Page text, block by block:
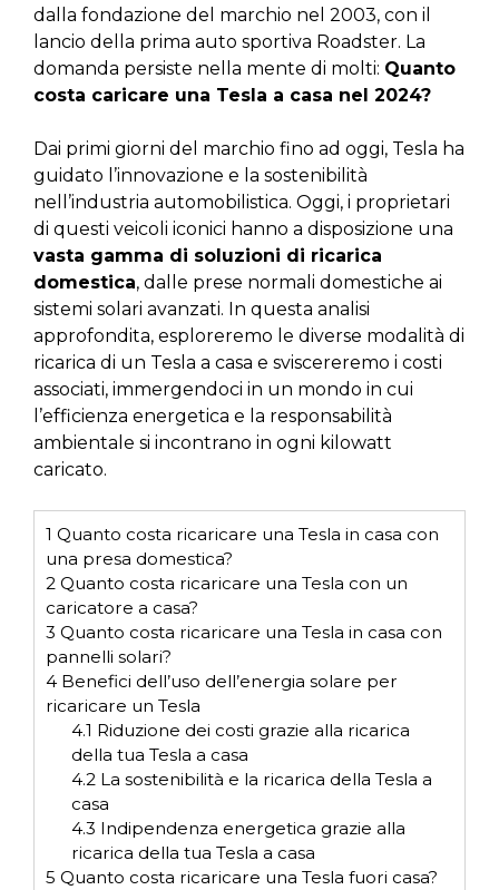
dalla fondazione del marchio nel 2003, con il
lancio della prima auto sportiva Roadster. La
domanda persiste nella mente di molti: Quanto
costa caricare una Tesla a casa nel 2024?
Dai primi giorni del marchio fino ad oggi, Tesla ha
guidato l’innovazione e la sostenibilità
nell’industria automobilistica. Oggi, i proprietari
di questi veicoli iconici hanno a disposizione una
vasta gamma di soluzioni di ricarica
domestica, dalle prese normali domestiche ai
sistemi solari avanzati. In questa analisi
approfondita, esploreremo le diverse modalità di
ricarica di un Tesla a casa e sviscereremo i costi
associati, immergendoci in un mondo in cui
l’efficienza energetica e la responsabilità
ambientale si incontrano in ogni kilowatt
caricato.
1 Quanto costa ricaricare una Tesla in casa con
una presa domestica?
2 Quanto costa ricaricare una Tesla con un
caricatore a casa?
3 Quanto costa ricaricare una Tesla in casa con
pannelli solari?
4 Benefici dell’uso dell’energia solare per
ricaricare un Tesla
4.1 Riduzione dei costi grazie alla ricarica
della tua Tesla a casa
4.2La sostenibilità e la ricarica della Tesla a
casa
4.3 Indipendenza energetica grazie alla
ricarica della tua Tesla a casa
5 Quanto costa ricaricare una Tesla fuori casa?